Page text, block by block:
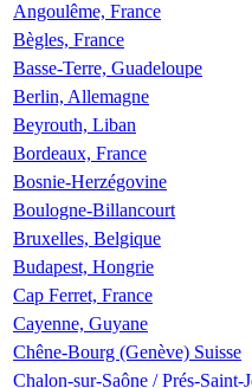
Angoulême, France
Bègles, France
Basse-Terre, Guadeloupe
Berlin, Allemagne
Beyrouth, Liban
Bordeaux, France
Bosnie-Herzégovine
Boulogne-Billancourt
Bruxelles, Belgique
Budapest, Hongrie
Cap Ferret, France
Cayenne, Guyane
Chêne-Bourg (Genève) Suisse
Chalon-sur-Saône / Prés-Saint-